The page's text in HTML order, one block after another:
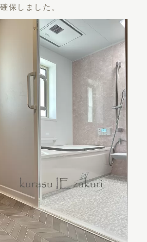
保しました。